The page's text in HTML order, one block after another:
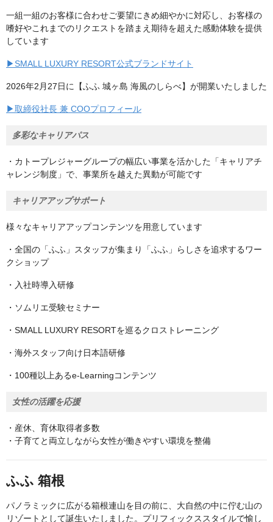
一組一組のお客様に合わせご要望にきめ細やかに対応し、お客様の
嗜好やこれまでのリクエストを踏まえ期待を超えた感動体験を提供
しています
▶SMALL LUXURY RESORT公式ブランドサイト
2026年2月27日に【ふふ 城ヶ島 海風のしらべ】が開業いたしました
▶取締役社長 兼 COOプロフィール
多彩なキャリアパス
・カトープレジャーグループの幅広い事業を活かした「キャリアチ
ャレンジ制度」で、事業所を越えた異動が可能です
キャリアアップサポート
様々なキャリアアップコンテンツを用意しています
・全国の「ふふ」スタッフが集まり「ふふ」らしさを追求するワー
クショップ
・入社時導入研修
・ソムリエ受験セミナー
・SMALL LUXURY RESORTを巡るクロストレーニング
・海外スタッフ向け日本語研修
・100種以上あるe-Learningコンテンツ
女性の活躍を応援
・産休、育休取得者多数
・子育てと両立しながら女性が働きやすい環境を整備
ふふ 箱根
パノラミックに広がる箱根連山を目の前に、大自然の中に佇む山の
リゾートとして誕生いたしました。プリフィックススタイルで愉し